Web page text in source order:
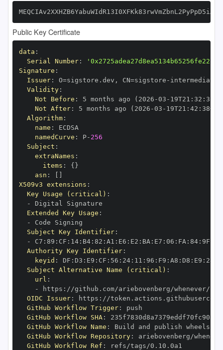
Public Key Certificate
data :
Serial Number:
Signature :
Issuer: O=sigstore.dev , CN=sigstore -
Validity:
Not Before : 5 months ago (2026 -03 - 19T21 : 32 :
Not After: 5 months ago (2026 -03 - 19T21 : 42 : 38+00
Algorithm:
name :
namedCurve : P- 256
Subject :
extraNames :
items : { }
asn :
X509v3 extensions :
Key Usage (critical) :
-
Extended Key Usage :
-
Subject Key Identifier:
-
C7 : 89 : CF : 14: B4: 82 : A1 : E6 : E2 : BA : E7 : 06 : FA : 84: 9F
Authority Key Identifier:
keyid : DF : D3 : E9 : CF : 56 : 24: 11 : 96 : F9 : A8 : D8 : E9 : 28
Subject Alternative Name (critical) :
url :
-
https :
OIDC Issuer: https :
GitHub Workflow Trigger:
GitHub Workflow SHA:
GitHub Workflow Name :
GitHub Workflow Repository:
GitHub Workflow Ref :